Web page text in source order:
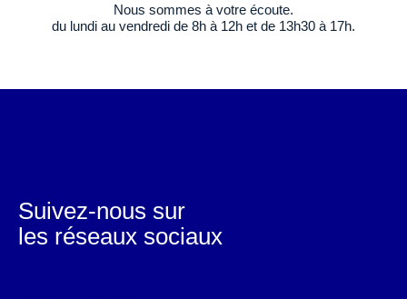
Nous sommes à votre écoute.
du lundi au vendredi de 8h à 12h et de 13h30 à 17h.
Suivez-nous sur
les réseaux sociaux